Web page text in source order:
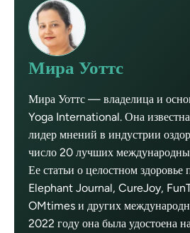
Мира Уоттс
Мира Уоттс — владелица и
Yoga International. Она
лидер мнений в индустрии
число 20 лучших
Ее статьи о целостном здоровье
Elephant Journal, CureJoy,
OMtimes и других
2022 году она была удостоена